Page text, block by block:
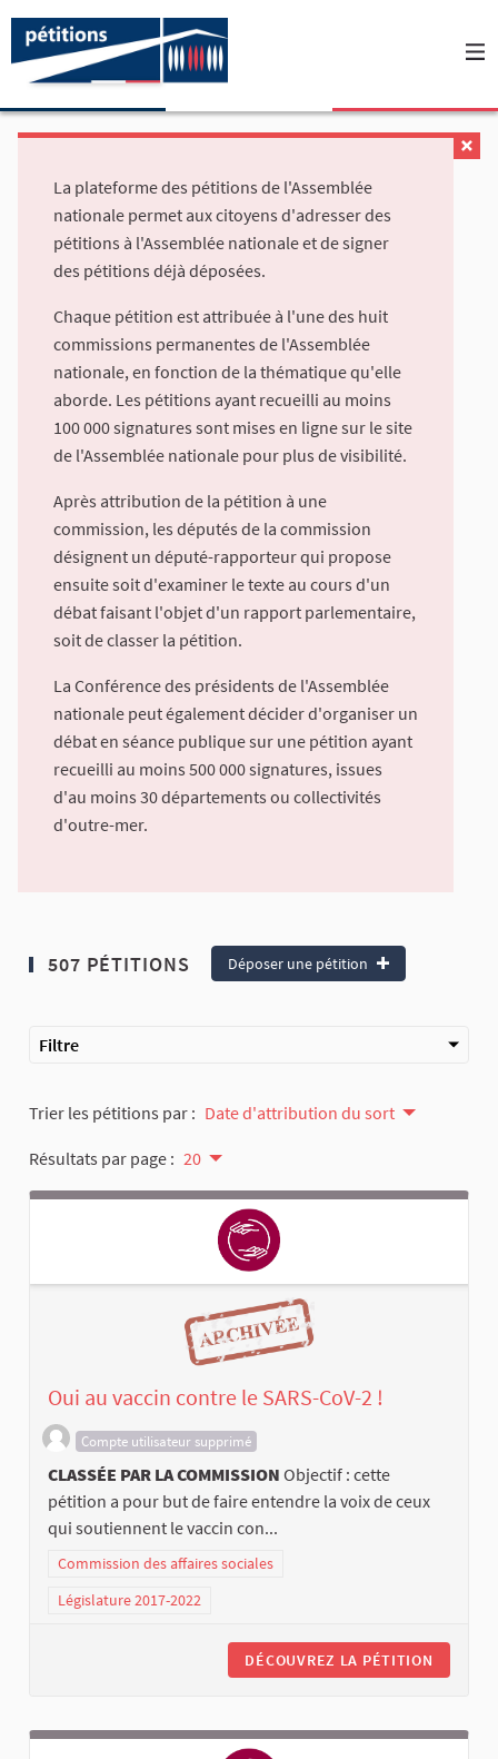
La plateforme des pétitions de l'Assemblée
nationale permet aux citoyens d'adresser des
pétitions à l'Assemblée nationale et de signer
des pétitions déjà déposées.
Chaque pétition est attribuée à l'une des huit
commissions permanentes de l'Assemblée
nationale, en fonction de la thématique qu'elle
aborde. Les pétitions ayant recueilli au moins
100 000 signatures sont mises en ligne sur le site
de l'Assemblée nationale pour plus de visibilité.
Après attribution de la pétition à une
commission, les députés de la commission
désignent un député-rapporteur qui propose
ensuite soit d'examiner le texte au cours d'un
débat faisant l'objet d'un rapport parlementaire,
soit de classer la pétition.
La Conférence des présidents de l'Assemblée
nationale peut également décider d'organiser un
débat en séance publique sur une pétition ayant
recueilli au moins 500 000 signatures, issues
d'au moins 30 départements ou collectivités
d'outre-mer.
507 PÉTITIONS Déposer une pétition
Filtre
Trier les pétitions par : Date d'attribution du sort
Résultats par page : 20
Oui au vaccin contre le SARS-CoV-2 !
Compte utilisateur supprimé
CLASSÉE PAR LA COMMISSION Objectif : cette
pétition a pour but de faire entendre la voix de ceux
qui soutiennent le vaccin con...
Commission des affaires sociales
Législature 2017-2022
DÉCOUVREZ LA PÉTITION